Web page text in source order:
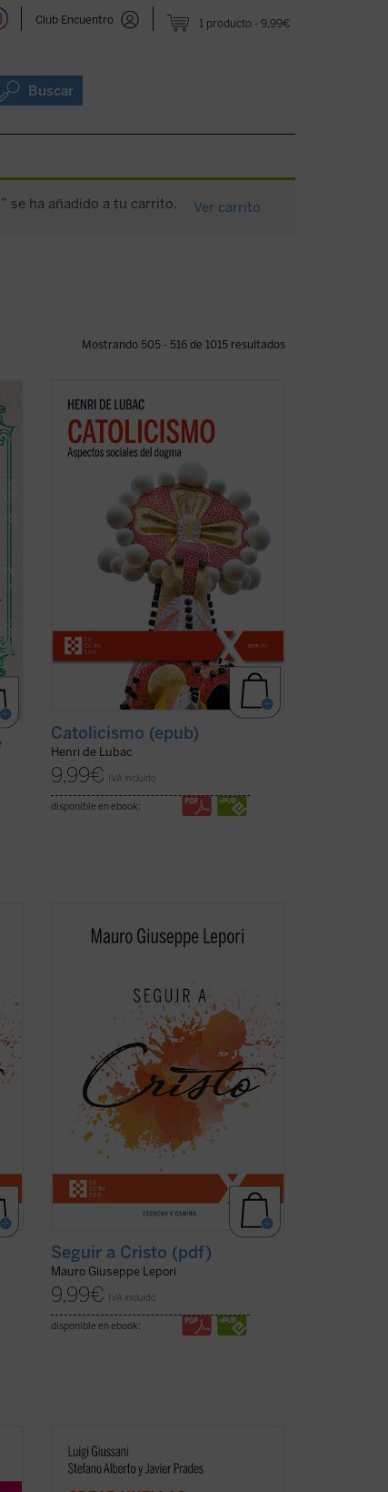
1 producto 9,99€
Club Encuentro
Buscar
se ha añadido a tu carrito. Ver carrito
Mostrando 505 - 516 de 1015 resultados
la
En este gran clásico, de carácter
programático, del padre De Lubac se
perfilan los dos rasgos esenciales de la
realidadcatólica. Por un lado, la
universal como acontecimiento salvífico
(ver ficha)
Catolicismo (epub)
Henri de Lubac
9,99€ IVA incluido
disponible en ebook:
No existe universidad, curso de
formación, estudio, que pueda enseñar
meditaciones recogidas en este volumen
son breves enseñanzas que el P. Mauro
Lepori ofrece, en el ...(ver ficha)
Seguir a Cristo (pdf)
Mauro Giuseppe Lepori
9,99€ IVA incluido
disponible en ebook:
La clave de bóveda del presente libro es
el descubrimiento del sentido profundo